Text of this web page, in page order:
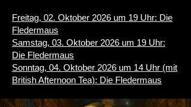
Freitag, 02. Oktober 2026 um 19 Uhr: Die
Fledermaus
Samstag, 03. Oktober 2026 um 19 Uhr:
Die Fledermaus
Sonntag, 04. Oktober 2026 um 14 Uhr (mit
British Afternoon Tea): Die Fledermaus